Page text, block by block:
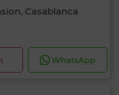
Casablanca
WhatsApp
0 / 500